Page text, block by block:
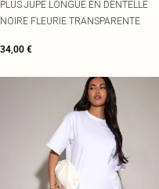
PLUS JUPE LONGUE EN DENTELLE
NOIRE FLEURIE TRANSPARENTE
34,00 €